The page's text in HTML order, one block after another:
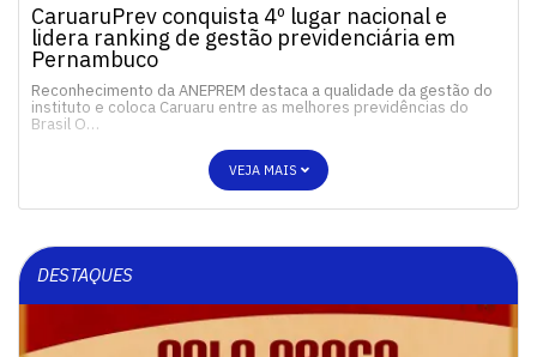
CaruaruPrev conquista 4º lugar nacional e
lidera ranking de gestão previdenciária em
Pernambuco
Reconhecimento da ANEPREM destaca a qualidade da gestão do
instituto e coloca Caruaru entre as melhores previdências do
Brasil O…
VEJA MAIS
DESTAQUES